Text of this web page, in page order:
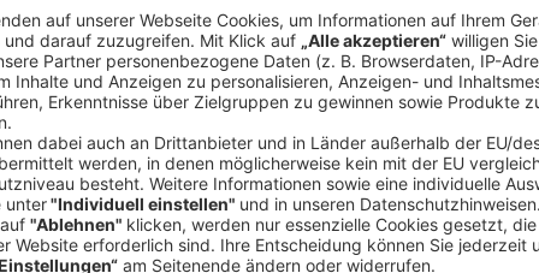
Vorsorge trägt die betriebliche Altersvorsorge zu einem